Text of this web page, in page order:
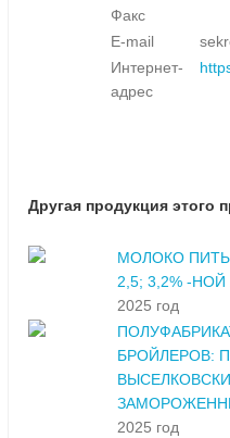
Факс
E-mail
Интернет-
адрес
Другая продукция этого
МОЛОКО
2,5; 3,2% -
2025 год
БРОЙЛЕРОВ:
2025 год